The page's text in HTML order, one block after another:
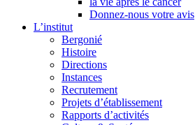
Donnez-nous votre avis
L’institut
Bergonié
Histoire
Directions
Instances
Recrutement
Projets d’établissement
Rapports d’activités